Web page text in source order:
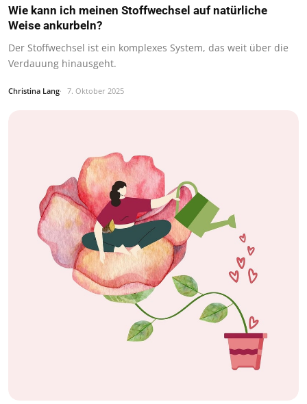
Wie kann ich meinen Stoffwechsel auf natürliche
Weise ankurbeln?
Der Stoffwechsel ist ein komplexes System, das weit über die
Verdauung hinausgeht.
Christina Lang 7. Oktober 2025